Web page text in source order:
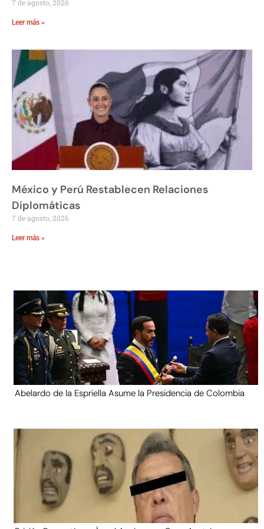
7 de agosto, 2026
Leer más »
México y Perú Restablecen Relaciones
Diplomáticas
7 de agosto, 2026
Leer más »
Abelardo de la Espriella Asume la Presidencia de Colombia